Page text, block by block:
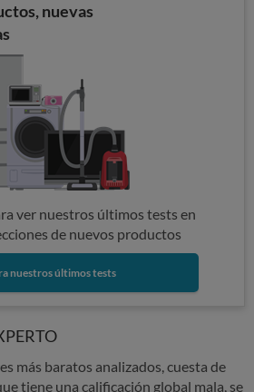
nuevas
ver nuestros últimos tests en
de nuevos productos
nuestros últimos tests
más baratos analizados, cuesta de
tiene una calificación global mala, se